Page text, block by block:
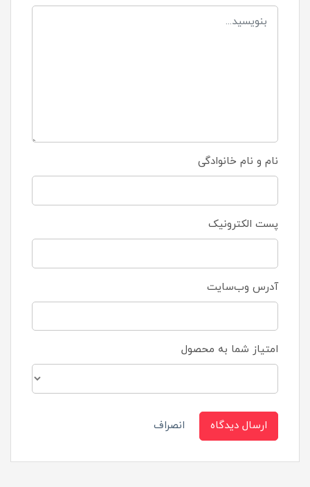
نام و نام خانوادگی
پست الکترونیک
آدرس وب‌سایت
امتیاز شما به محصول
ارسال دیدگاه انصراف